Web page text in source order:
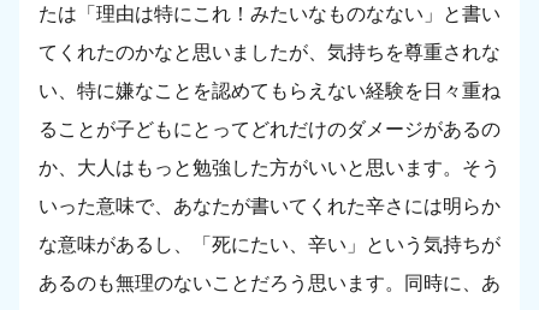
たは「理由は特にこれ！みたいなものなない」と書い
てくれたのかなと思いましたが、気持ちを尊重されな
い、特に嫌なことを認めてもらえない経験を日々重ね
ることが子どもにとってどれだけのダメージがあるの
か、大人はもっと勉強した方がいいと思います。そう
いった意味で、あなたが書いてくれた辛さには明らか
な意味があるし、「死にたい、辛い」という気持ちが
あるのも無理のないことだろう思います。同時に、あ